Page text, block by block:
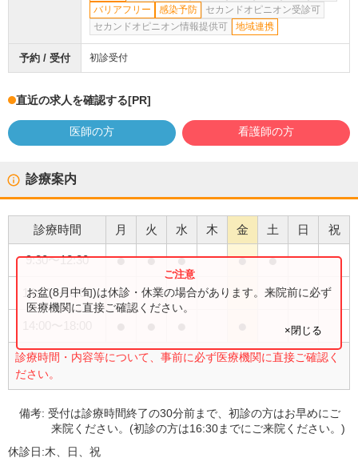
バリアフリー
感染予防
セカンドオピニオン受診可
セカンドオピニオン情報提供可
地域連携
予約 / 受付 初診受付
直近の求人を確認する[PR]
医師の方 看護師の方
診療案内
診療時間 月 火 水 木 金 土 日 祝
9:30〜12:30 ● ● ● ● ●
14:00〜16:00 ●
診療時間・内容等について、事前に必ず医療機関に直接ご確認く
ださい。
お盆(8月中旬)は休診・休業の場合があります。来院前に必ず
医療機関に直接ご確認ください。
×閉じる
備考:受付は診療時間終了の30分前まで、初診の方はお早めにご
来院ください。(初診の方は16:30までにご来院ください。)
休診日:木、日、祝